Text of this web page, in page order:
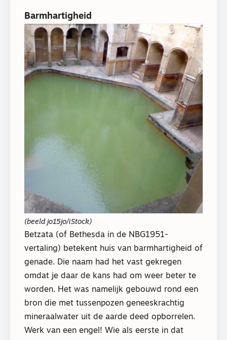
Barmhartigheid
(beeld jo15jo/iStock)
Betzata (of Bethesda in de NBG1951-
vertaling) betekent huis van barmhartigheid of
genade. Die naam had het vast gekregen
omdat je daar de kans had om weer beter te
worden. Het was namelijk gebouwd rond een
bron die met tussenpozen geneeskrachtig
mineraalwater uit de aarde deed opborrelen.
Werk van een engel! Wie als eerste in dat